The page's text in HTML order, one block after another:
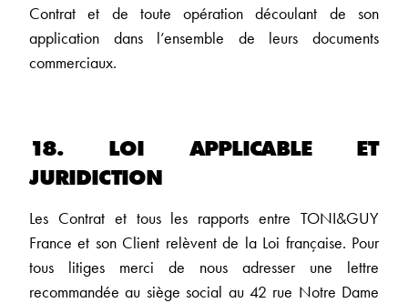
Contrat et de toute opération découlant de son
application dans l’ensemble de leurs documents
commerciaux.
18. LOI APPLICABLE ET
JURIDICTION
Les Contrat et tous les rapports entre TONI&GUY
France et son Client relèvent de la Loi française. Pour
tous litiges merci de nous adresser une lettre
recommandée au siège social au 42 rue Notre Dame